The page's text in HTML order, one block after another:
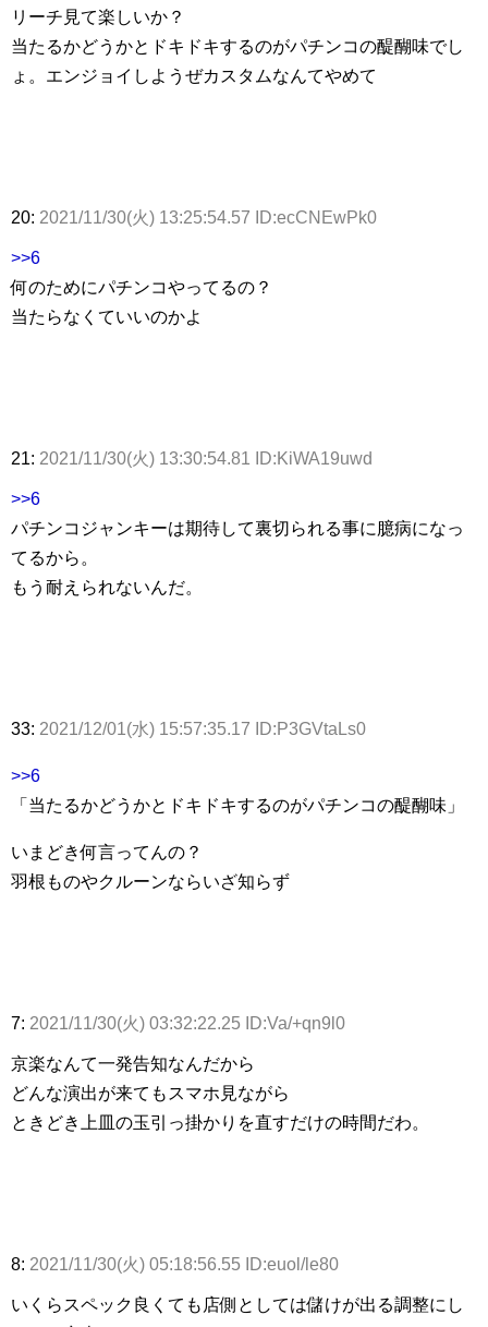
リーチ見て楽しいか？
当たるかどうかとドキドキするのがパチンコの醍醐味でし
ょ。エンジョイしようぜカスタムなんてやめて
20: 2021/11/30(火) 13:25:54.57 ID:ecCNEwPk0
>>6
何のためにパチンコやってるの？
当たらなくていいのかよ
21: 2021/11/30(火) 13:30:54.81 ID:KiWA19uwd
>>6
パチンコジャンキーは期待して裏切られる事に臆病になっ
てるから。
もう耐えられないんだ。
33: 2021/12/01(水) 15:57:35.17 ID:P3GVtaLs0
>>6
「当たるかどうかとドキドキするのがパチンコの醍醐味」
いまどき何言ってんの？
羽根ものやクルーンならいざ知らず
7: 2021/11/30(火) 03:32:22.25 ID:Va/+qn9l0
京楽なんて一発告知なんだから
どんな演出が来てもスマホ見ながら
ときどき上皿の玉引っ掛かりを直すだけの時間だわ。
8: 2021/11/30(火) 05:18:56.55 ID:euol/le80
いくらスペック良くても店側としては儲けが出る調整にし